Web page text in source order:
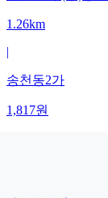
1.26km
|
송천동2가
1,817원